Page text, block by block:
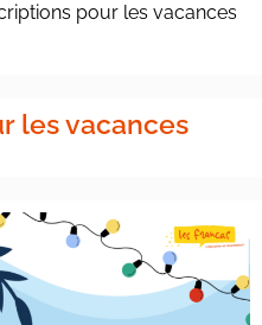
pour les vacances
les vacances